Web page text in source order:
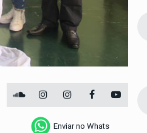
Enviar no Whats